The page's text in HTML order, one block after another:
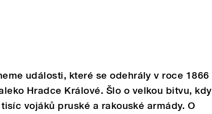
události, které se odehrály v roce 1866
Hradce Králové. Šlo o velkou bitvu, kdy
vojáků pruské a rakouské armády. O